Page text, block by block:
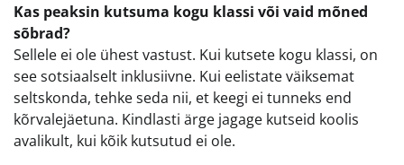
Kas peaksin kutsuma kogu klassi või vaid mõned
sõbrad?
Sellele ei ole ühest vastust. Kui kutsete kogu klassi, on
see sotsiaalselt inklusiivne. Kui eelistate väiksemat
seltskonda, tehke seda nii, et keegi ei tunneks end
kõrvalejäetuna. Kindlasti ärge jagage kutseid koolis
avalikult, kui kõik kutsutud ei ole.